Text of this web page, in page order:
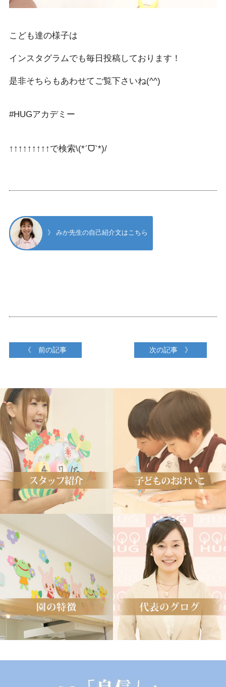
こども達の様子は
インスタグラムでも毎日投稿しております！
是非そちらもあわせてご覧下さいね(^^)
#HUGアカデミー
↑↑↑↑↑↑↑↑↑で検索\(*ˊᗜˋ*)/
》 みか先生の自己紹介文はこちら
《 前の記事 次の記事 》